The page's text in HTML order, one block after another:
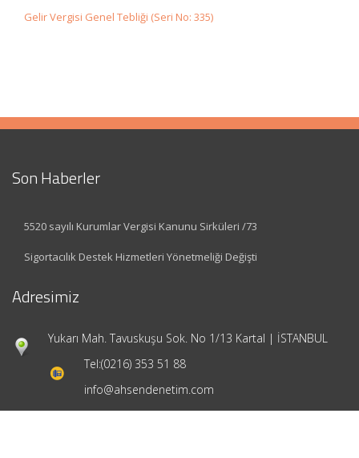
Gelir Vergisi Genel Tebliği (Seri No: 335)
Son Haberler
5520 sayılı Kurumlar Vergisi Kanunu Sirküleri /73
Sigortacılık Destek Hizmetleri Yönetmeliği Değişti
Adresimiz
Yukarı Mah. Tavuskuşu Sok. No 1/13 Kartal | İSTANBUL
Tel:(0216) 353 51 88
info@ahsendenetim.com